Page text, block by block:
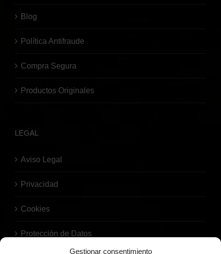
Gestionar consentimiento
Blog
Política Antifraude
Compra Segura
Productos Originales
LEGAL
Aviso Legal
Privacidad
Cookies
Protección de Datos